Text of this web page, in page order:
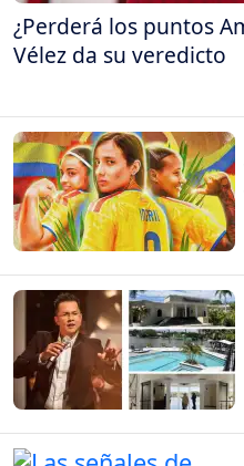
¿Perderá los puntos
Vélez da su veredicto